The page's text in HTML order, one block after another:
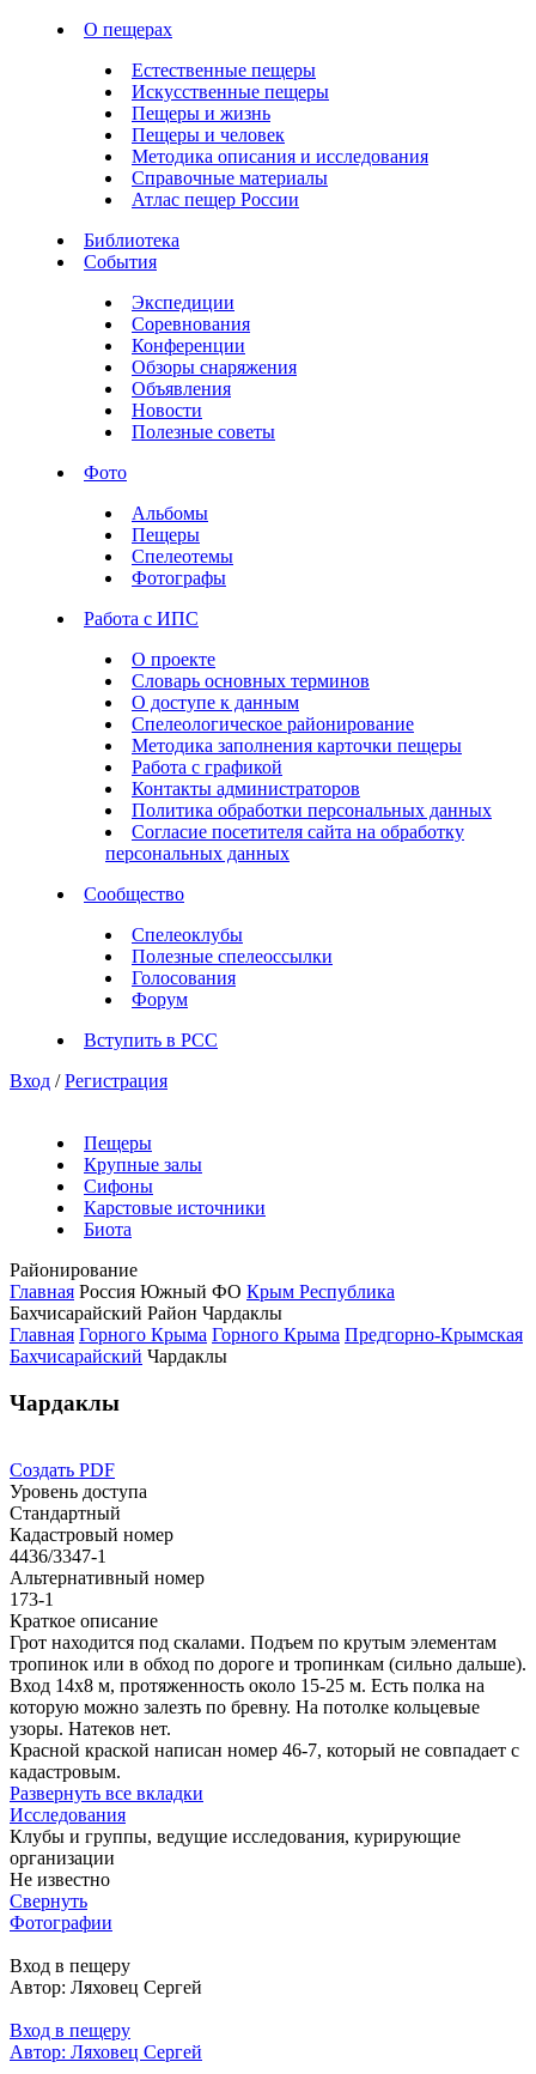
О пещерах
Естественные пещеры
Искусственные пещеры
Пещеры и жизнь
Пещеры и человек
Методика описания и исследования
Справочные материалы
Атлас пещер России
Библиотека
События
Экспедиции
Соревнования
Конференции
Обзоры снаряжения
Объявления
Новости
Полезные советы
Фото
Альбомы
Пещеры
Спелеотемы
Фотографы
Работа с ИПС
О проекте
Словарь основных терминов
О доступе к данным
Спелеологическое районирование
Методика заполнения карточки пещеры
Работа с графикой
Контакты администраторов
Политика обработки персональных данных
Согласие посетителя сайта на обработку
персональных данных
Сообщество
Спелеоклубы
Полезные спелеоссылки
Голосования
Форум
Вступить в РСС
Вход / Регистрация
Пещеры
Крупные залы
Сифоны
Карстовые источники
Биота
Районирование
Главная Россия Южный ФО Крым Республика
Бахчисарайский Район Чардаклы
Главная Горного Крыма Горного Крыма Предгорно-Крымская
Бахчисарайский Чардаклы
Чардаклы
Создать PDF
Уровень доступа
Стандартный
Кадастровый номер
4436/3347-1
Альтернативный номер
173-1
Краткое описание
Грот находится под скалами. Подъем по крутым элементам
тропинок или в обход по дороге и тропинкам (сильно дальше).
Вход 14х8 м, протяженность около 15-25 м. Есть полка на
которую можно залезть по бревну. На потолке кольцевые
узоры. Натеков нет.
Красной краской написан номер 46-7, который не совпадает с
кадастровым.
Развернуть все вкладки
Исследования
Клубы и группы, ведущие исследования, курирующие
организации
Не известно
Свернуть
Фотографии
Вход в пещеру
Автор: Ляховец Сергей
Вход в пещеру
Автор: Ляховец Сергей